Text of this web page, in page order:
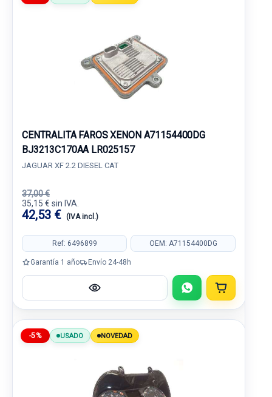
CENTRALITA FAROS XENON A71154400DG
BJ3213C170AA LR025157
JAGUAR XF 2.2 DIESEL CAT
37,00 €
35,15 € sin IVA.
42,53 € (IVA incl.)
Ref: 6496899 OEM: A71154400DG
Garantía 1 año Envío 24-48h
-5% USADO NOVEDAD